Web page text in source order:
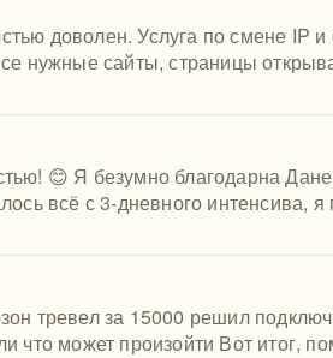
доволен. Услуга по смене IP и
нужные сайты, страницы
😊 Я безумно благодарна
всё с 3-дневного интенсива,
тревел за 15000 решил
что может произойти Вот итог,